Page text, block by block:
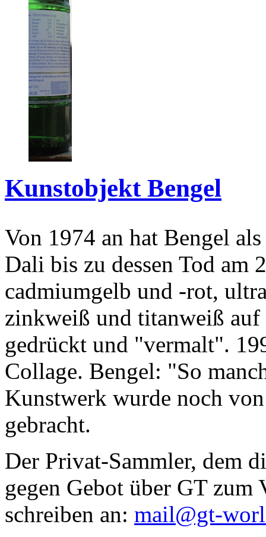
Kunstobjekt Bengel
Von 1974 an hat Bengel
Dali bis zu dessen Tod am
cadmiumgelb und -rot,
zinkweiß und titanweiß
gedrückt und "vermalt".
Collage. Bengel: "So
Kunstwerk wurde noch
gebracht.
Der Privat-Sammler, dem
gegen Gebot über GT zum
schreiben an: mail@gt-